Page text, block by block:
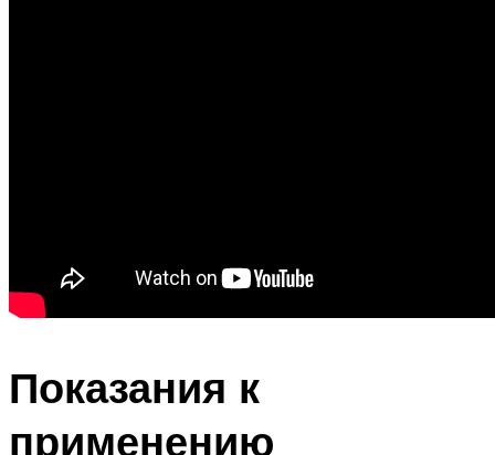
Показания к
применению